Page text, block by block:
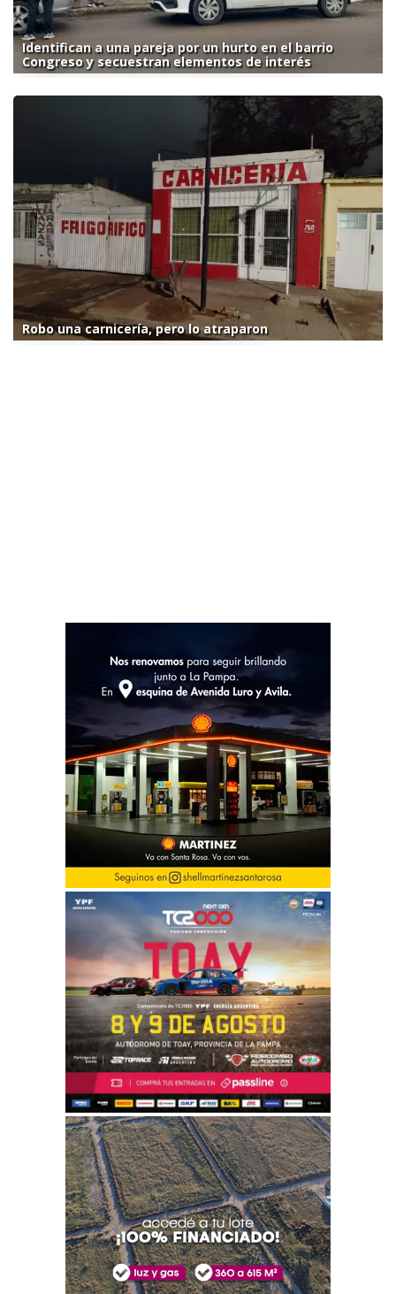
Identifican a una pareja por un hurto en el barrio
Congreso y secuestran elementos de interés
Robo una carnicería, pero lo atraparon